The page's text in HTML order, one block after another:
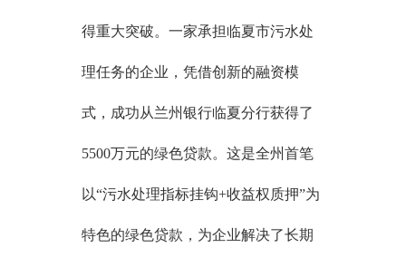
得重大突破。一家承担临夏市污水处
理任务的企业，凭借创新的融资模
式，成功从兰州银行临夏分行获得了
5500万元的绿色贷款。这是全州首笔
以“污水处理指标挂钩+收益权质押”为
特色的绿色贷款，为企业解决了长期